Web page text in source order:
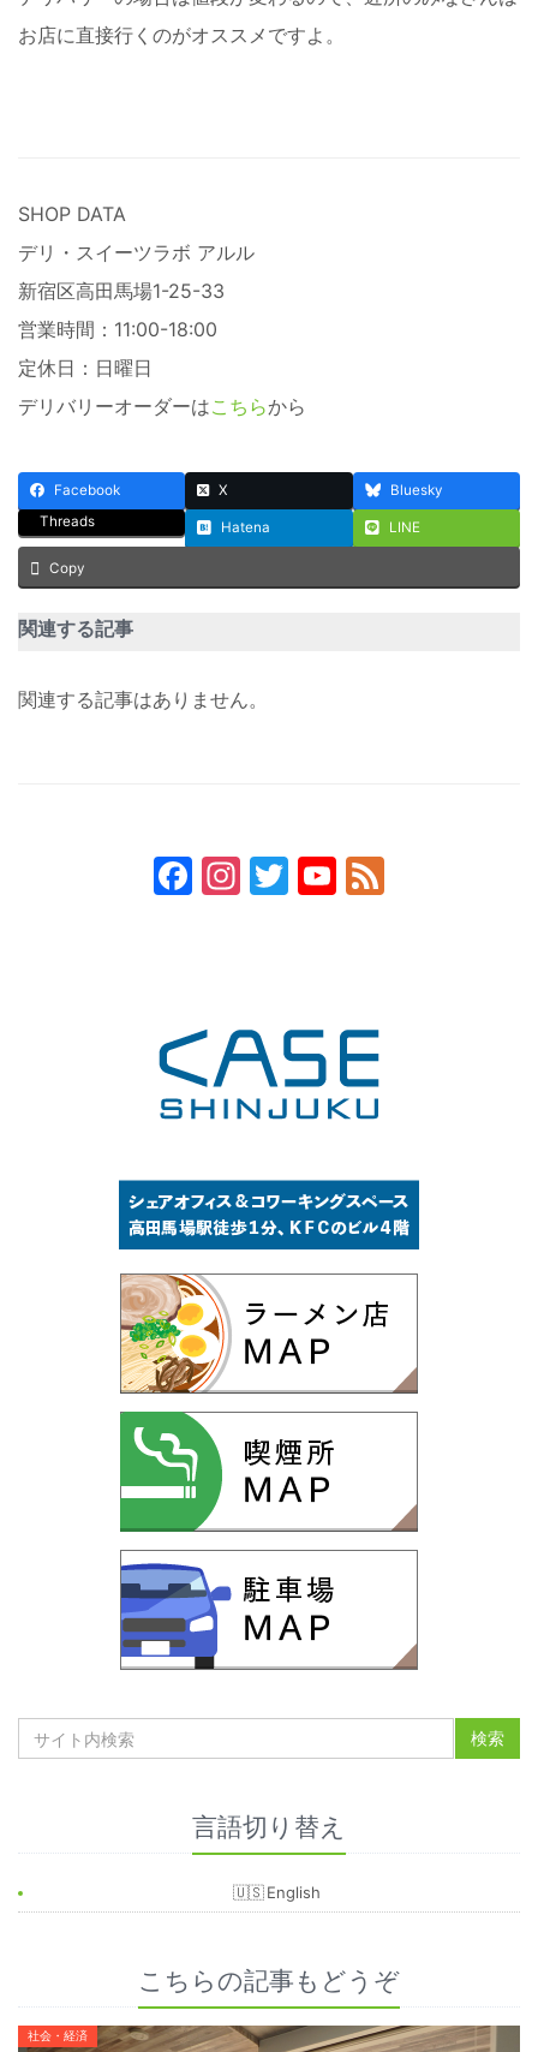
お店に直接行くのがオススメですよ。
SHOP DATA
デリ・スイーツラボ アルル
新宿区高田馬場1-25-33
営業時間：11:00-18:00
定休日：日曜日
デリバリーオーダーはこちらから
Facebook X
Bluesky
Threads
Hatena LINE
Copy
関連する記事
関連する記事はありません。
Facebook
Instagram
TwitterYouTube
言語切り替え
English
こちらの記事もどうぞ
社会・経済